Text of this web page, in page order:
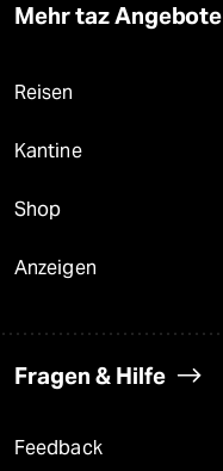
Mehr taz Angebote
Reisen
Kantine
Shop
Anzeigen
Fragen & Hilfe
Feedback